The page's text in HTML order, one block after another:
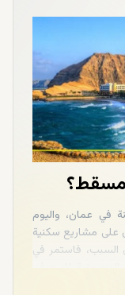
مسقط؟
في عمان، واليوم
على مشاريع سكنية
السبب، فاستمر في